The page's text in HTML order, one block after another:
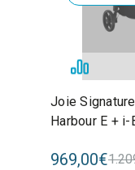
Joie
Harbour E +
969,00€